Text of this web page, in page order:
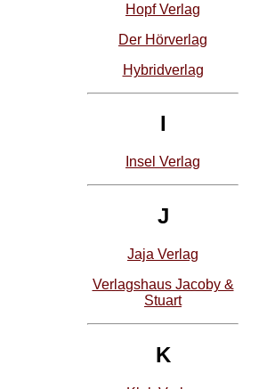
Hopf Verlag
Der Hörverlag
Hybridverlag
I
Insel Verlag
J
Jaja Verlag
Verlagshaus Jacoby &
Stuart
K